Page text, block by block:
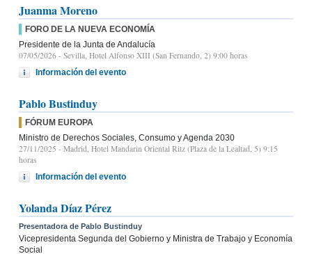
Juanma Moreno
FORO DE LA NUEVA ECONOMÍA
Presidente de la Junta de Andalucía
07/05/2026 - Sevilla, Hotel Alfonso XIII (San Fernando, 2) 9:00 horas
Información del evento
Pablo Bustinduy
FÓRUM EUROPA
Ministro de Derechos Sociales, Consumo y Agenda 2030
27/11/2025 - Madrid, Hotel Mandarin Oriental Ritz (Plaza de la Lealtad, 5) 9:15
horas
Información del evento
Yolanda Díaz Pérez
Presentadora de Pablo Bustinduy
Vicepresidenta Segunda del Gobierno y Ministra de Trabajo y Economía
Social